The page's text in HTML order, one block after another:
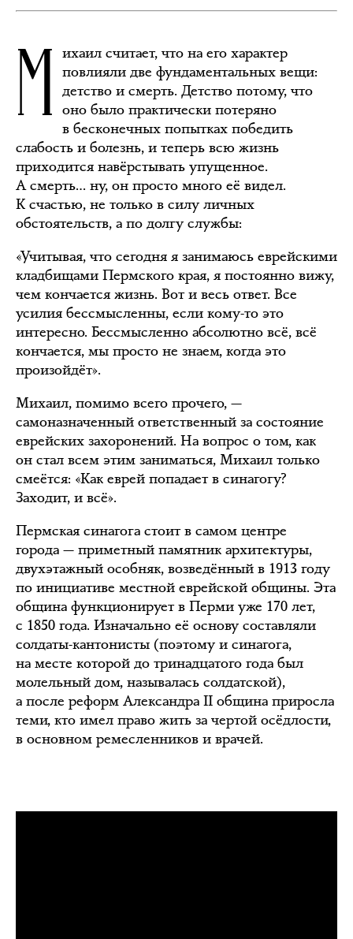
М ихаил считает, что на его характер
повлияли две фундаментальных вещи:
детство и смерть. Детство потому, что
оно было практически потеряно
в бесконечных попытках победить
слабость и болезнь, и теперь всю жизнь
приходится навёрстывать упущенное.
А смерть… ну, он просто много её видел.
К счастью, не только в силу личных
обстоятельств, а по долгу службы:
«Учитывая, что сегодня я занимаюсь еврейскими
кладбищами Пермского края, я постоянно вижу,
чем кончается жизнь. Вот и весь ответ. Все
усилия бессмысленны, если кому-то это
интересно. Бессмысленно абсолютно всё, всё
кончается, мы просто не знаем, когда это
произойдёт».
Михаил, помимо всего прочего, —
самоназначенный ответственный за состояние
еврейских захоронений. На вопрос о том, как
он стал всем этим заниматься, Михаил только
смеётся: «Как еврей попадает в синагогу?
Заходит, и всё».
Пермская синагога стоит в самом центре
города — приметный памятник архитектуры,
двухэтажный особняк, возведённый в 1913 году
по инициативе местной еврейской общины. Эта
община функционирует в Перми уже 170 лет,
с 1850 года. Изначально её основу составляли
солдаты-кантонисты (поэтому и синагога,
на месте которой до тринадцатого года был
молельный дом, называлась солдатской),
а после реформ Александра II община приросла
теми, кто имел право жить за чертой осёдлости,
в основном ремесленников и врачей.